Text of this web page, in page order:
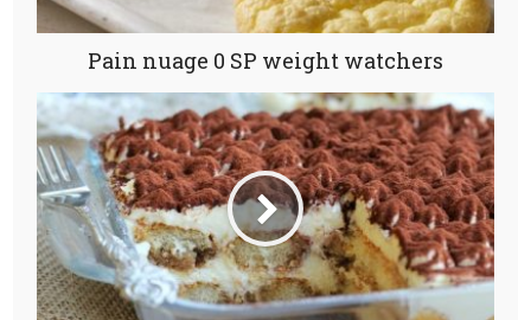
Pain nuage 0 SP weight watchers